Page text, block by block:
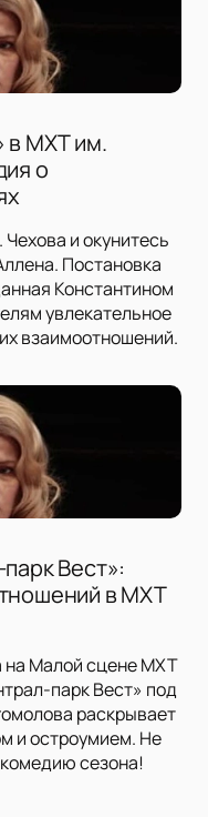
в МХТ им.
о
и окунитесь
Постановка
Константином
увлекательное
взаимоотношений.
Вест»:
в МХТ
на Малой сцене МХТ
парк Вест» под
раскрывает
и остроумием. Не
сезона!